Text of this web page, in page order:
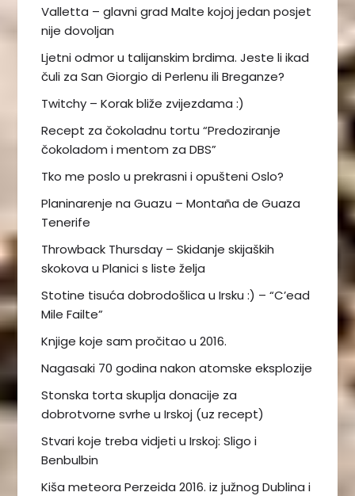
Valletta – glavni grad Malte kojoj jedan posjet
nije dovoljan
Ljetni odmor u talijanskim brdima. Jeste li ikad
čuli za San Giorgio di Perlenu ili Breganze?
Twitchy – Korak bliže zvijezdama :)
Recept za čokoladnu tortu “Predoziranje
čokoladom i mentom za DBS”
Tko me poslo u prekrasni i opušteni Oslo?
Planinarenje na Guazu – Montaña de Guaza
Tenerife
Throwback Thursday – Skidanje skijaških
skokova u Planici s liste želja
Stotine tisuća dobrodošlica u Irsku :) – “C’ead
Mile Failte”
Knjige koje sam pročitao u 2016.
Nagasaki 70 godina nakon atomske eksplozije
Stonska torta skuplja donacije za
dobrotvorne svrhe u Irskoj (uz recept)
Stvari koje treba vidjeti u Irskoj: Sligo i
Benbulbin
Kiša meteora Perzeida 2016. iz južnog Dublina i